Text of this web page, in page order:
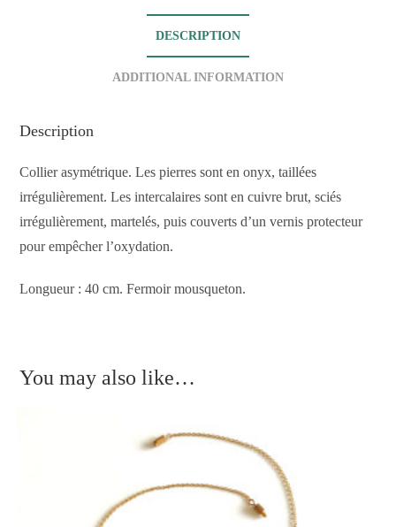
DESCRIPTION
ADDITIONAL INFORMATION
Description
Collier asymétrique. Les pierres sont en onyx, taillées
irrégulièrement. Les intercalaires sont en cuivre brut, sciés
irrégulièrement, martelés, puis couverts d’un vernis protecteur
pour empêcher l’oxydation.
Longueur : 40 cm. Fermoir mousqueton.
You may also like…